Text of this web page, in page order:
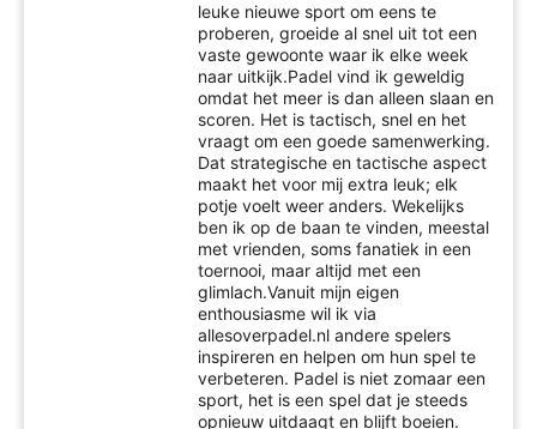
leuke nieuwe sport om eens te
proberen, groeide al snel uit tot een
vaste gewoonte waar ik elke week
naar uitkijk.Padel vind ik geweldig
omdat het meer is dan alleen slaan en
scoren. Het is tactisch, snel en het
vraagt om een goede samenwerking.
Dat strategische en tactische aspect
maakt het voor mij extra leuk; elk
potje voelt weer anders. Wekelijks
ben ik op de baan te vinden, meestal
met vrienden, soms fanatiek in een
toernooi, maar altijd met een
glimlach.Vanuit mijn eigen
enthousiasme wil ik via
allesoverpadel.nl andere spelers
inspireren en helpen om hun spel te
verbeteren. Padel is niet zomaar een
sport, het is een spel dat je steeds
opnieuw uitdaagt en blijft boeien.